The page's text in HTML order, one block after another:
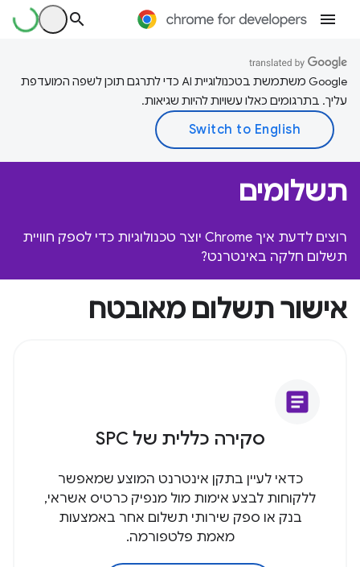
‫Google משתמשת בטכנולוגיית AI כדי לתרגם תוכן לשפה המועדפת
עליך. בתרגומים כאלו עשויות להיות שגיאות.
תשלומים
רוצים לדעת איך Chrome יוצר טכנולוגיות כדי לספק חוויית
תשלום חלקה באינטרנט?
אישור תשלום מאובטח
article
סקירה כללית של SPC
כדאי לעיין בתקן אינטרנט המוצע שמאפשר
ללקוחות לבצע אימות מול מנפיק כרטיס אשראי,
בנק או ספק שירותי תשלום אחר באמצעות
מאמת פלטפורמה.